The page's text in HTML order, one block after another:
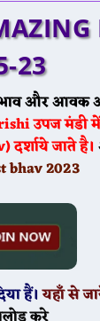
23
और आवक
उपज मंडी
जाते है।
bhav 2023
हैं। यहाँ से